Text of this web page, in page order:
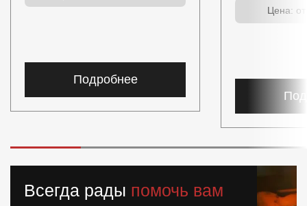
Подробнее
Цена:
Всегда рады помочь вам